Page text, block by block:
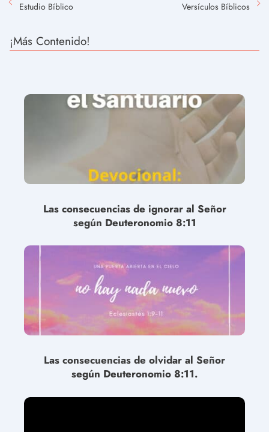
Estudio Bíblico
Versículos Bíblicos
¡Más Contenido!
Las consecuencias de ignorar al Señor
según Deuteronomio 8:11
Las consecuencias de olvidar al Señor
según Deuteronomio 8:11.